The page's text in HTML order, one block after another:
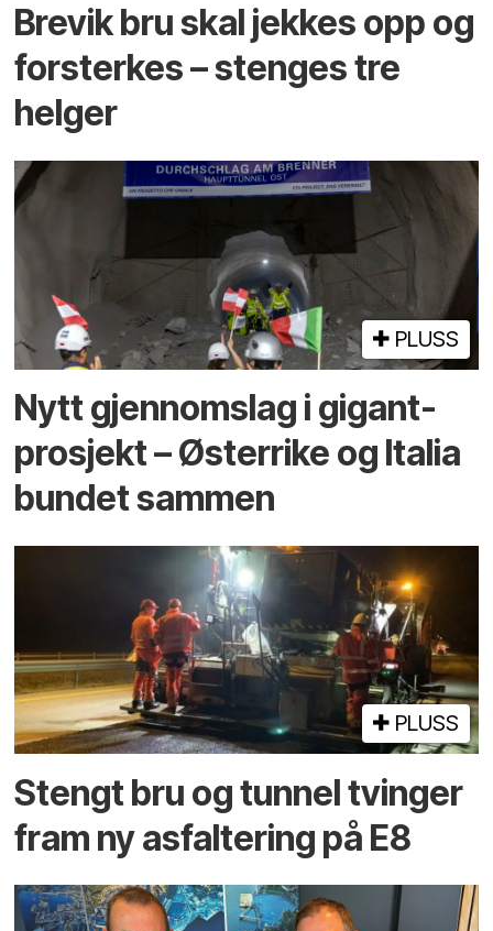
Brevik bru skal jekkes opp og
forsterkes – stenges tre
helger
PLUSS
Nytt gjennomslag i gigant­
prosjekt – Østerrike og Italia
bundet sammen
PLUSS
Stengt bru og tunnel tvinger
fram ny asfaltering på E8